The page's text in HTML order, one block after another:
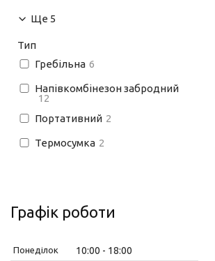
Ще 5
Тип
Гребільна 6
Напівкомбінезон забродний
12
Портативний 2
Термосумка 2
Графік роботи
Понеділок 10:00 18:00